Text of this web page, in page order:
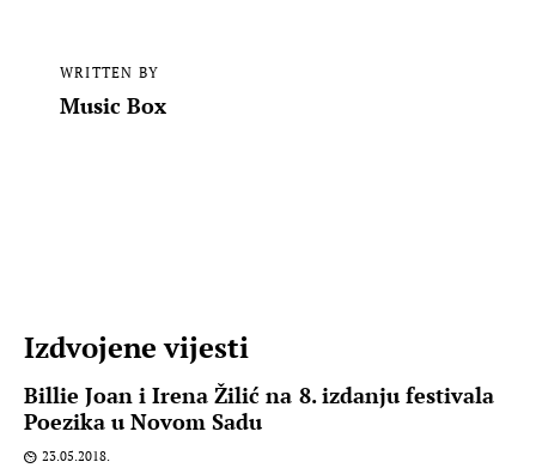
WRITTEN BY
Music Box
Izdvojene vijesti
Billie Joan i Irena Žilić na 8. izdanju festivala
Poezika u Novom Sadu
23.05.2018.